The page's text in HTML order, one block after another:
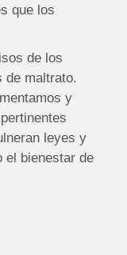
que los
de los
de maltrato.
y
leyes y
el bienestar de